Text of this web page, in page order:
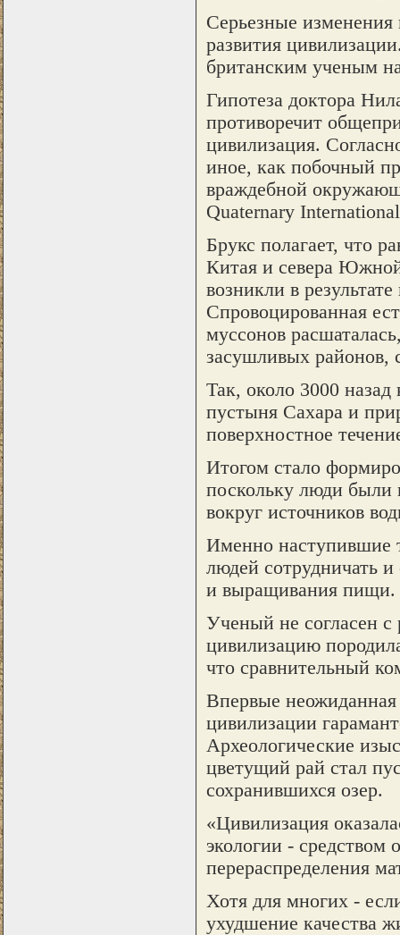
Серьезные
развития
британским ученым
Гипотеза доктора
противоречит
цивилизация.
иное, как побочный
враждебной
Quaternary
Брукс полагает, что
Китая и севера
возникли в
Спровоцированная
муссонов
засушливых районов,
Так, около 3000
пустыня Сахара и
поверхностное
Итогом стало
поскольку люди были
вокруг источников
Именно наступившие
людей сотрудничать
и выращивания пищи.
Ученый не согласен
цивилизацию
что сравнительный
Впервые неожиданная
цивилизации
Археологические
цветущий рай стал
сохранившихся озер.
«Цивилизация
экологии - средством
перераспределения
Хотя для многих -
ухудшение качества